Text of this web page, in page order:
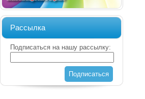
Рассылка
Подписаться на нашу рассылку:
Подписаться